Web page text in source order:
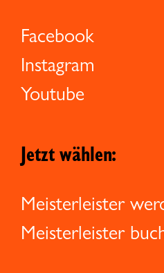
Facebook
Instagram
Youtube
Jetzt wählen:
Meisterleister
Meisterleister